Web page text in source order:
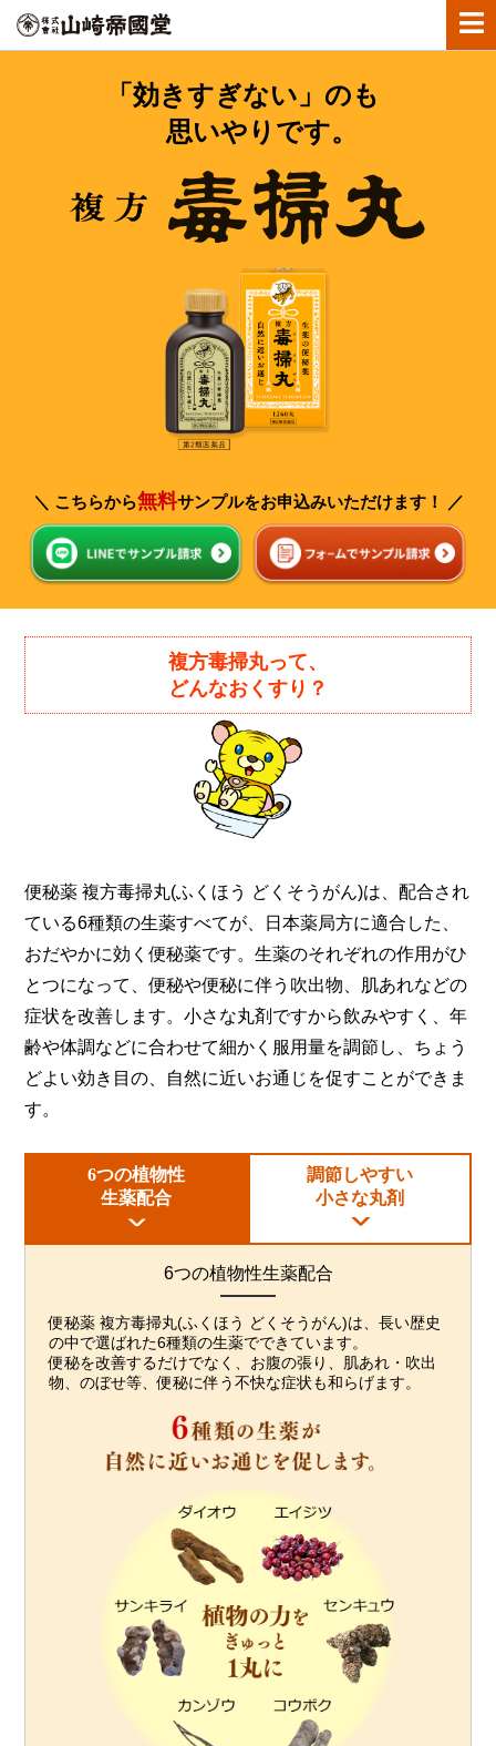
「効きすぎない」のも
思いやりです。
＼ こちらから無料サンプルをお申込みいただけます！ ／
複方毒掃丸って、
どんなおくすり？
便秘薬 複方毒掃丸(ふくほう どくそうがん)は、配合され
ている6種類の生薬すべてが、日本薬局方に適合した、
おだやかに効く便秘薬です。生薬のそれぞれの作用がひ
とつになって、便秘や便秘に伴う吹出物、肌あれなどの
症状を改善します。小さな丸剤ですから飲みやすく、年
齢や体調などに合わせて細かく服用量を調節し、 ちょう
どよい効き目の、自然に近いお通じを促すことができま
す。
6つの植物性
生薬配合
調節しやすい
小さな丸剤
6つの植物性生薬配合
便秘薬 複方毒掃丸(ふくほう どくそうがん)は、長い歴史
の中で選ばれた6種類の生薬でできています。
便秘を改善するだけでなく、お腹の張り、肌あれ・吹出
物、のぼせ等、便秘に伴う不快な症状も和らげます。